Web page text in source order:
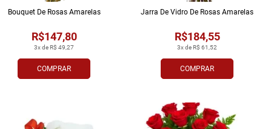
COMPRAR
3x de R$ 49,27
R$147,80
Bouquet De Rosas Amarelas
COMPRAR
3x de R$ 61,52
R$184,55
Jarra De Vidro De Rosas Amarelas